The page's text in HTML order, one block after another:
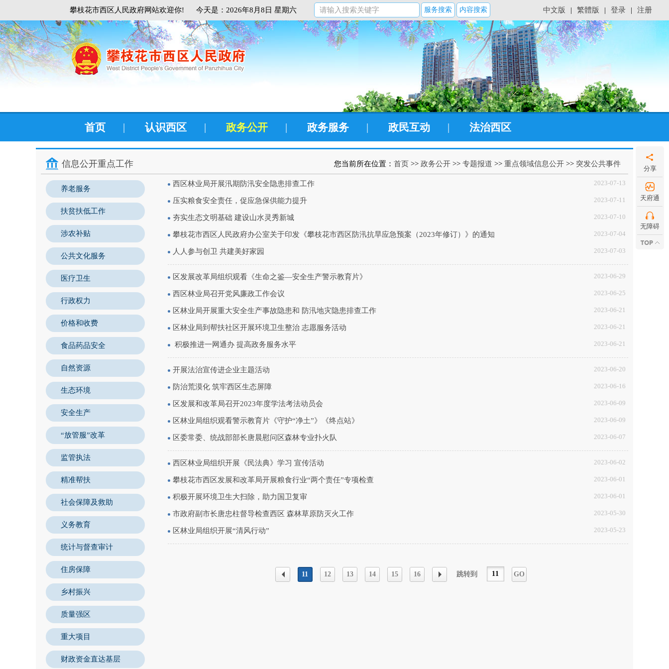
攀枝花市西区人民政府网站欢迎你! 今天是：2026年8月8日 星期六 服务搜索 内容搜索 中文版 | 繁體版 | 登录 | 注册
首页 | 认识西区 | 政务公开 | 政务服务 | 政民互动 | 法治西区
信息公开重点工作 您当前所在位置： 首页 >> 政务公开 >> 专题报道 >> 重点领域信息公开 >> 突发公共事件
养老服务
扶贫扶低工作
涉农补贴
公共文化服务
医疗卫生
行政权力
价格和收费
食品药品安全
自然资源
生态环境
安全生产
“放管服”改革
监管执法
精准帮扶
社会保障及救助
义务教育
统计与督查审计
住房保障
乡村振兴
质量强区
重大项目
财政资金直达基层
西区林业局开展汛期防汛安全隐患排查工作 2023-07-13
压实粮食安全责任，促应急保供能力提升 2023-07-11
夯实生态文明基础 建设山水灵秀新城 2023-07-10
攀枝花市西区人民政府办公室关于印发《攀枝花市西区防汛抗旱应急预案（2023年修订）》的通知 2023-07-04
人人参与创卫 共建美好家园 2023-07-03
区发展改革局组织观看《生命之鉴—安全生产警示教育片》 2023-06-29
西区林业局召开党风廉政工作会议 2023-06-25
区林业局开展重大安全生产事故隐患和 防汛地灾隐患排查工作 2023-06-21
区林业局到帮扶社区开展环境卫生整治 志愿服务活动 2023-06-21
积极推进一网通办 提高政务服务水平 2023-06-21
开展法治宣传进企业主题活动 2023-06-20
防治荒漠化 筑牢西区生态屏障 2023-06-16
区发展和改革局召开2023年度学法考法动员会 2023-06-09
区林业局组织观看警示教育片《守护“净土”》《终点站》 2023-06-09
区委常委、统战部部长唐晨慰问区森林专业扑火队 2023-06-07
西区林业局组织开展《民法典》学习 宣传活动 2023-06-02
攀枝花市西区发展和改革局开展粮食行业“两个责任”专项检查 2023-06-01
积极开展环境卫生大扫除，助力国卫复审 2023-06-01
市政府副市长唐忠柱督导检查西区 森林草原防灭火工作 2023-05-30
区林业局组织开展“清风行动” 2023-05-23
11 12 13 14 15 16 跳转到 GO
分享
天府通
无障碍